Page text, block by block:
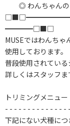
◎ わんちゃんの被
━━━━□■□
MUSEではわんちゃ
使用しております。
普段使用されている
詳しくはスタッフま
トリミングメニュー
- - - - - - - - - - - - - -
下記にない犬種につ